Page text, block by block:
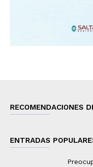
RECOMENDACIONES
ENTRADAS